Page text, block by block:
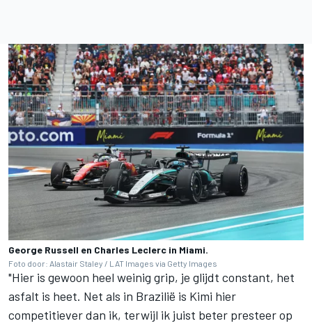
George Russell en Charles Leclerc in Miami.
Foto door: Alastair Staley / LAT Images via Getty Images
"Hier is gewoon heel weinig grip, je glijdt constant, het
asfalt is heet. Net als in Brazilië is Kimi hier
competitiever dan ik, terwijl ik juist beter presteer op